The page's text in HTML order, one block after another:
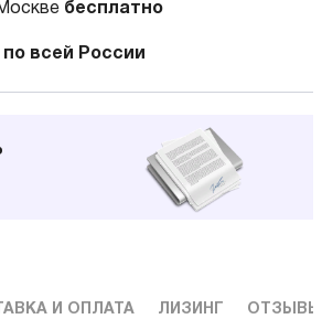
бесплатно
всей России
И ОПЛАТА ЛИЗИНГ